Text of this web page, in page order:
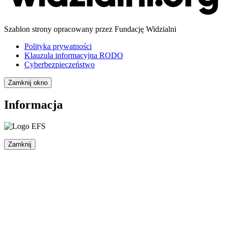
Szablon strony opracowany przez Fundację Widzialni
Polityka prywatności
Klauzula informacyjna RODO
Cyberbezpieczeństwo
Zamknij okno
Informacja
Zamknij